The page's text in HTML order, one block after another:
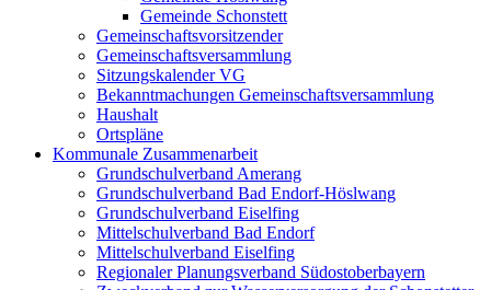
Gemeinde Schonstett
Gemeinschaftsvorsitzender
Gemeinschaftsversammlung
Sitzungskalender VG
Bekanntmachungen Gemeinschaftsversammlung
Haushalt
Ortspläne
Kommunale Zusammenarbeit
Grundschulverband Amerang
Grundschulverband Bad Endorf-Höslwang
Grundschulverband Eiselfing
Mittelschulverband Bad Endorf
Mittelschulverband Eiselfing
Regionaler Planungsverband Südostoberbayern